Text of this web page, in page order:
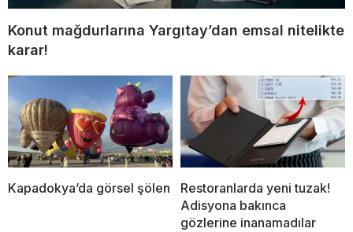
Konut mağdurlarına Yargıtay’dan emsal nitelikte
karar!
Kapadokya’da görsel şölen
Restoranlarda yeni tuzak!
Adisyona bakınca
gözlerine inanamadılar